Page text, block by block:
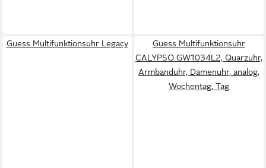
Guess Multifunktionsuhr Legacy
Guess Multifunktionsuhr
CALYPSO GW1034L2, Quarzuhr,
Armbanduhr, Damenuhr, analog,
Wochentag, Tag